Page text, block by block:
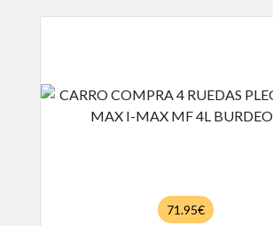
71.95€